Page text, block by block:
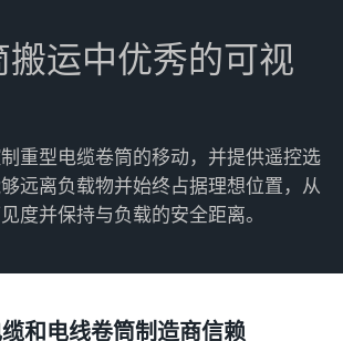
搬运中优秀的可视
重型电缆卷筒的移动，并提供遥控选
远离负载物并始终占据理想位置，从
度并保持与负载的安全距离。
和电线卷筒制造商信赖